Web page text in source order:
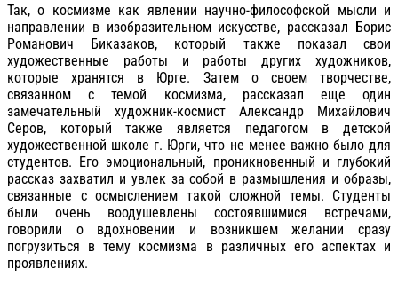
Так, о космизме как явлении научно-философской мысли и
направлении в изобразительном искусстве, рассказал Борис
Романович Биказаков, который также показал свои
художественные работы и работы других художников,
которые хранятся в Юрге. Затем о своем творчестве,
связанном с темой космизма, рассказал еще один
замечательный художник-космист Александр Михайлович
Серов, который также является педагогом в детской
художественной школе г. Юрги, что не менее важно было для
студентов. Его эмоциональный, проникновенный и глубокий
рассказ захватил и увлек за собой в размышления и образы,
связанные с осмыслением такой сложной темы. Студенты
были очень воодушевлены состоявшимися встречами,
говорили о вдохновении и возникшем желании сразу
погрузиться в тему космизма в различных его аспектах и
проявлениях.